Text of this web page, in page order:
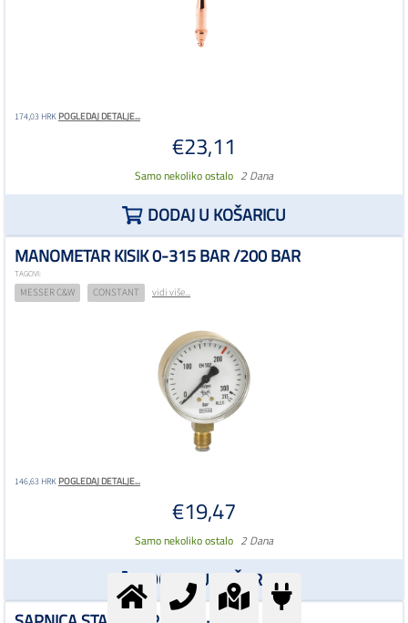
174,03 HRKPOGLEDAJ DETALJE...
€23,11
Samo nekoliko ostalo 2 Dana
DODAJ U KOŠARICU
MANOMETAR KISIK 0-315 BAR /200 BAR
TAGOVI:
MESSER C&W CONSTANT vidi više...
146,63 HRKPOGLEDAJ DETALJE...
€19,47
Samo nekoliko ostalo 2 Dana
DODAJ U KOŠARICU